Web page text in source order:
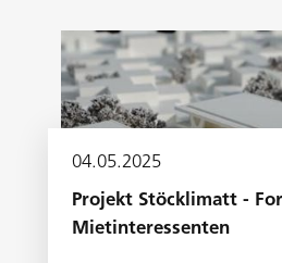
04.05.2025
Projekt Stöcklimatt -
Mietinteressenten